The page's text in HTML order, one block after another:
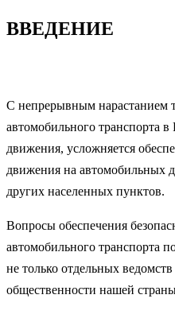
ВВЕДЕНИЕ
С непрерывным нарастанием
автомобильного транспорта
движения, усложняется
движения на автомобильных
других населенных пунктов.
Вопросы обеспечения
автомобильного транспорта
не только отдельных
общественности нашей